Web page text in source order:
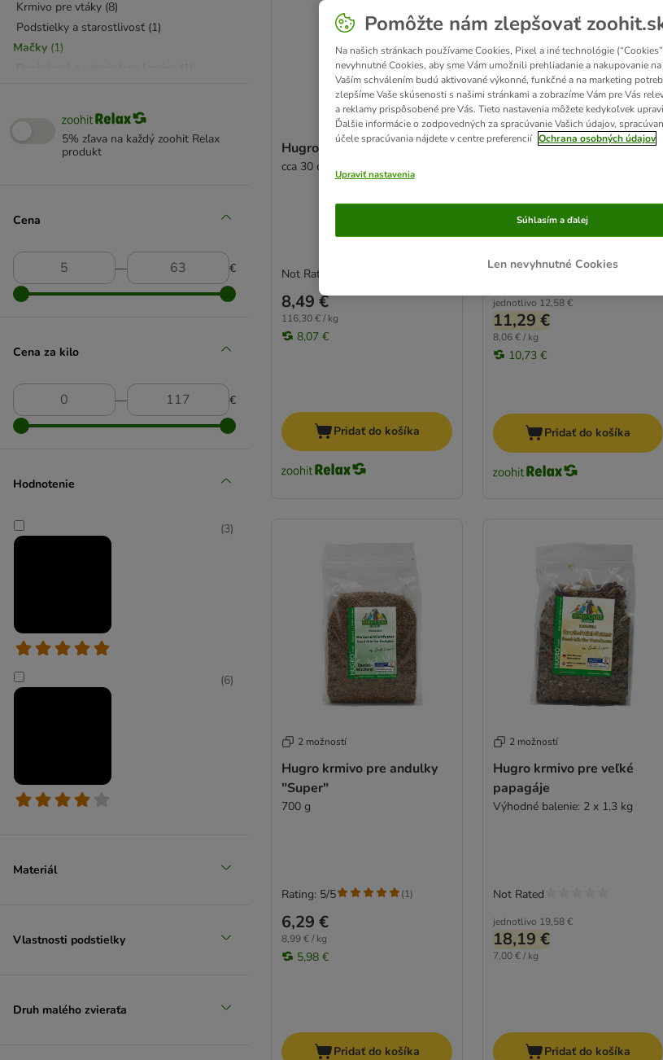
Krmivo pre vtáky (8)
Podstielky a starostlivosť (1)
Mačky (1)
Doplnkové a veterinárne krmivo
Všetko pre staršie psy 1
+ VET diéta (1)
5% zľava na každý zoohit Relax
produkt
Cena
― €
Cena za kilo
― €
Hodnotenie
(3)
(6)
Materiál
Vlastnosti podstielky
Druh malého zvieraťa
Hugro machové lôžko
cca 30 cm, 2 trsy
8,49 €
116,30 € / kg
8,07 €
Not Rated
Pridať do košíka
2 možností
Hugro krmivo pre andulky
jednotlivo 12,58 €
11,29 €
8,06 € / kg
10,73 €
Rating: 5/5
Pridať do košíka
2 možností
Hugro krmivo pre andulky
"Super"
700 g
6,29 €
8,99 € / kg
5,98 €
Rating: 5/5 (1)
Pridať do košíka
2 možností
Hugro krmivo pre veľké
papagáje
Výhodné balenie: 2 x 1,3 kg
jednotlivo 19,58 €
18,19 €
7,00 € / kg
Not Rated
Pridať do košíka
Pomôžte nám zlepšovať
Na našich stránkach používame Cookies, Pixel a iné technológie
nevyhnutné Cookies, aby sme Vám umožnili prehliadanie a nakupovanie
Vaším schválením budú aktivované výkonné, funkčné a na marketing
zlepšíme Vaše skúsenosti s našimi stránkami a zobrazíme Vám pre Vás
a reklamy prispôsobené pre Vás. Tieto nastavenia môžete kedykoľvek
Ďalšie informácie o zodpovedných za spracúvanie Vašich údajov,
účele spracúvania nájdete v centre preferencií Ochrana osobných údajov
Upraviť nastavenia
Len nevyhnutné Cookies
Súhlasím a ďalej